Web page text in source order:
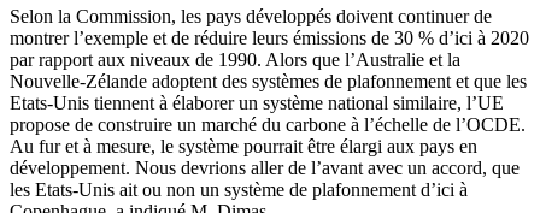
Selon la Commission, les pays développés doivent continuer de
montrer l’exemple et de réduire leurs émissions de 30 % d’ici à 2020
par rapport aux niveaux de 1990. Alors que l’Australie et la
Nouvelle-Zélande adoptent des systèmes de plafonnement et que les
Etats-Unis tiennent à élaborer un système national similaire, l’UE
propose de construire un marché du carbone à l’échelle de l’OCDE.
Au fur et à mesure, le système pourrait être élargi aux pays en
développement. Nous devrions aller de l’avant avec un accord, que
les Etats-Unis ait ou non un système de plafonnement d’ici à